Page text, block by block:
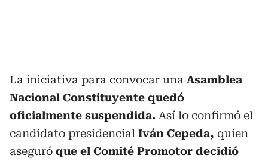
La iniciativa para convocar una Asamblea
Nacional Constituyente quedó
oficialmente suspendida. Así lo confirmó el
candidato presidencial Iván Cepeda, quien
aseguró que el Comité Promotor decidió